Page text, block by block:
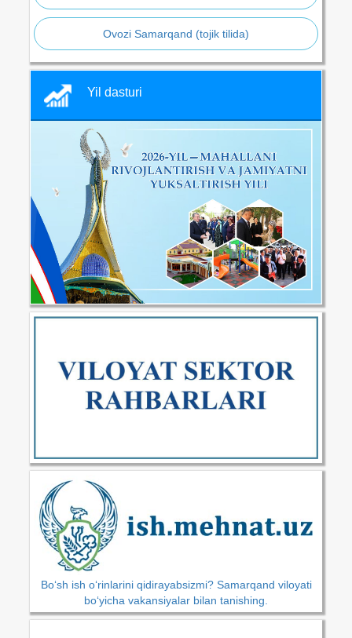
Ovozi Samarqand (tojik tilida)
Yil dasturi
Bo‘sh ish o‘rinlarini qidirayabsizmi? Samarqand viloyati
bo‘yicha vakansiyalar bilan tanishing.